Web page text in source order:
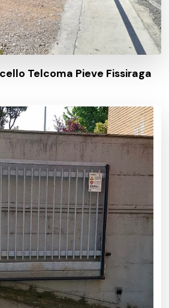
Telcoma Pieve Fissiraga